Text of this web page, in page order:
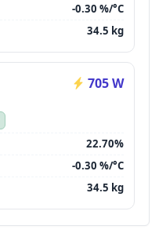
-0.30 %/°C
34.5 kg
705 W
22.70%
-0.30 %/°C
34.5 kg